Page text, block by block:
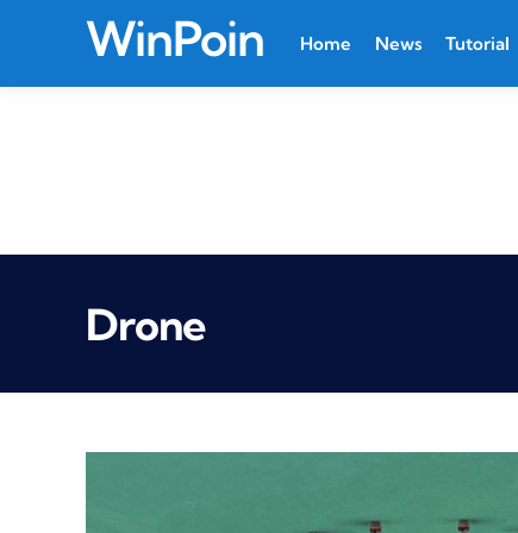
WinPoin Home News Tutorial
Drone